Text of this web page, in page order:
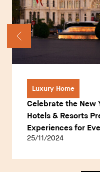
Luxury Home
Celebrate the New
Hotels & Resorts
Experiences for
25/11/2024